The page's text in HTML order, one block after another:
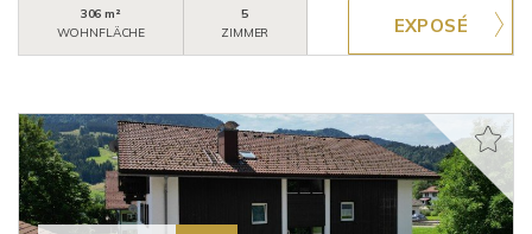
306 m²
WOHNFLÄCHE
5
ZIMMER